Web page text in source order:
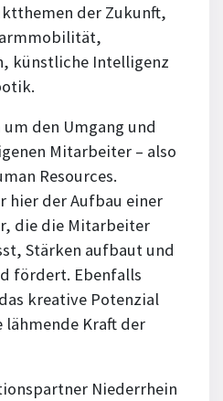
der Zukunft,
künstliche Intelligenz
den Umgang und
Mitarbeiter – also
Resources.
hier der Aufbau einer
die die Mitarbeiter
Stärken aufbaut und
fördert. Ebenfalls
kreative Potenzial
lähmende Kraft der
Niederrhein